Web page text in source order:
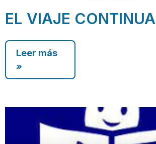
EL VIAJE CONTINUA
Leer más
»